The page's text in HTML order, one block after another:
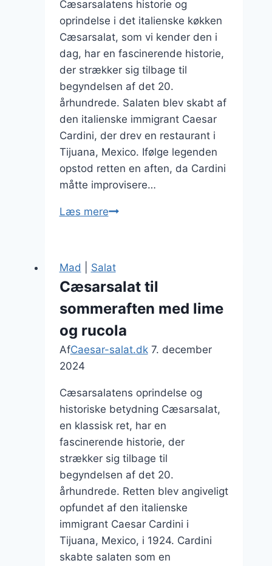
Cæsarsalatens historie og
oprindelse i det italienske køkken
Cæsarsalat, som vi kender den i
dag, har en fascinerende historie,
der strækker sig tilbage til
begyndelsen af det 20.
århundrede. Salaten blev skabt af
den italienske immigrant Caesar
Cardini, der drev en restaurant i
Tijuana, Mexico. Ifølge legenden
opstod retten en aften, da Cardini
måtte improvisere…
Læs mereCæsarsalat
festlige
lejligheder
Mad Salat
Cæsarsalat til
sommeraften med lime
og rucola
AfCaesar-salat.dk 7. december
2024
Cæsarsalatens oprindelse og
historiske betydning Cæsarsalat,
en klassisk ret, har en
fascinerende historie, der
strækker sig tilbage til
begyndelsen af det 20.
århundrede. Retten blev angiveligt
opfundet af den italienske
immigrant Caesar Cardini i
Tijuana, Mexico, i 1924. Cardini
skabte salaten som en